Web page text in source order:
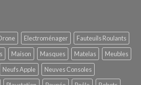
Electroménager
Fauteuils Roulants
Maison Masques Matelas
Meubles
Neufs Apple
Neuves Consoles